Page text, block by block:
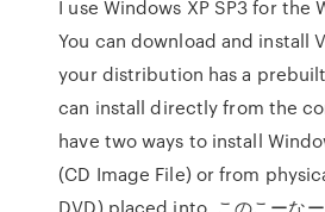
I use Windows XP SP3 for the
You can download and install
your distribution has a
can install directly from the
have two ways to install
(CD Image File) or from
DVD) placed into このこーなー